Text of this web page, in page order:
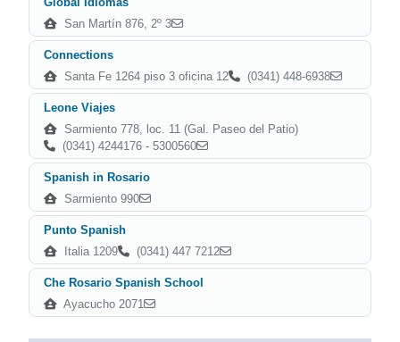
San Martín 876, 2º 3
Connections
Santa Fe 1264 piso 3 oficina 12
(0341) 448-6938
Leone Viajes
Sarmiento 778, loc. 11 (Gal. Paseo del Patio)
(0341) 4244176 - 5300560
Spanish in Rosario
Sarmiento 990
Punto Spanish
Italia 1209
(0341) 447 7212
Che Rosario Spanish School
Ayacucho 2071